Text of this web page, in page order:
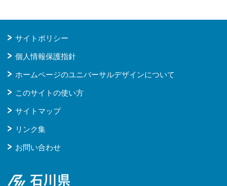
サイトポリシー
個人情報保護指針
ホームページのユニバーサルデザインについて
このサイトの使い方
サイトマップ
リンク集
お問い合わせ
石川県